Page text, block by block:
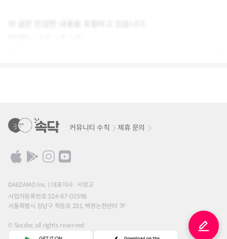
커뮤니티 수칙 제휴 문의
DAEDAMO Inc.
대표이사 : 서정교
사업자등록번호 324-87-02598
서울특별시 강남구 학동로 231, 백영논현센터 7F
© Socdoc all rights reserved